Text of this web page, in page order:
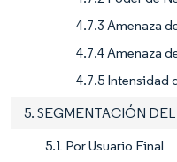
4.7.3 Amenaza
4.7.4 Amenaza
4.7.5 Intensidad
5. SEGMENTACIÓN
5.1 Por Usuario Final